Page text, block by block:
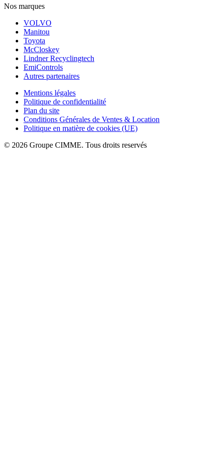
Nos marques
VOLVO
Manitou
Toyota
McCloskey
Lindner Recyclingtech
EmiControls
Autres partenaires
Mentions légales
Politique de confidentialité
Plan du site
Conditions Générales de Ventes & Location
Politique en matière de cookies (UE)
© 2026 Groupe CIMME. Tous droits reservés